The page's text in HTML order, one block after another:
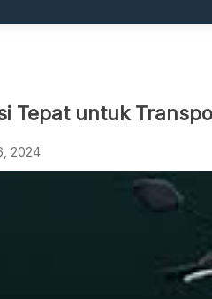
Tepat untuk
2024